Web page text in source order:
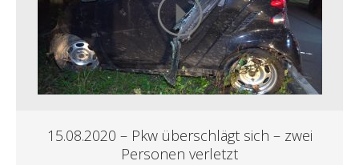
15.08.2020 – Pkw überschlägt sich – zwei
Personen verletzt